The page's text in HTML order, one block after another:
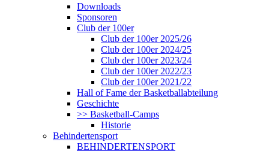
Downloads
Sponsoren
Club der 100er
Club der 100er 2025/26
Club der 100er 2024/25
Club der 100er 2023/24
Club der 100er 2022/23
Club der 100er 2021/22
Hall of Fame der Basketballabteilung
Geschichte
>> Basketball-Camps
Historie
Behindertensport
BEHINDERTENSPORT